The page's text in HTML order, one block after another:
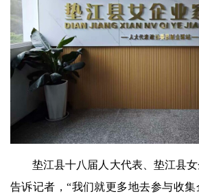
垫江县十八届人大代表、垫江县
告诉记者，“我们就更多地去参与收